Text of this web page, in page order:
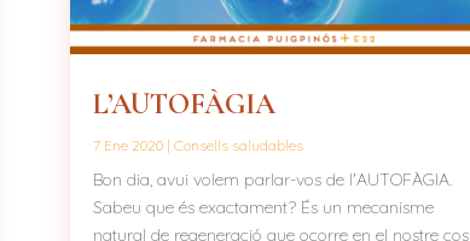
L’AUTOFÀGIA
7 Ene 2020| Consells saludables
Bon dia, avui volem parlar-vos de l'AUTOFÀGIA.
Sabeu que és exactament? És un mecanisme
natural de regeneració que ocorre en el nostre cos